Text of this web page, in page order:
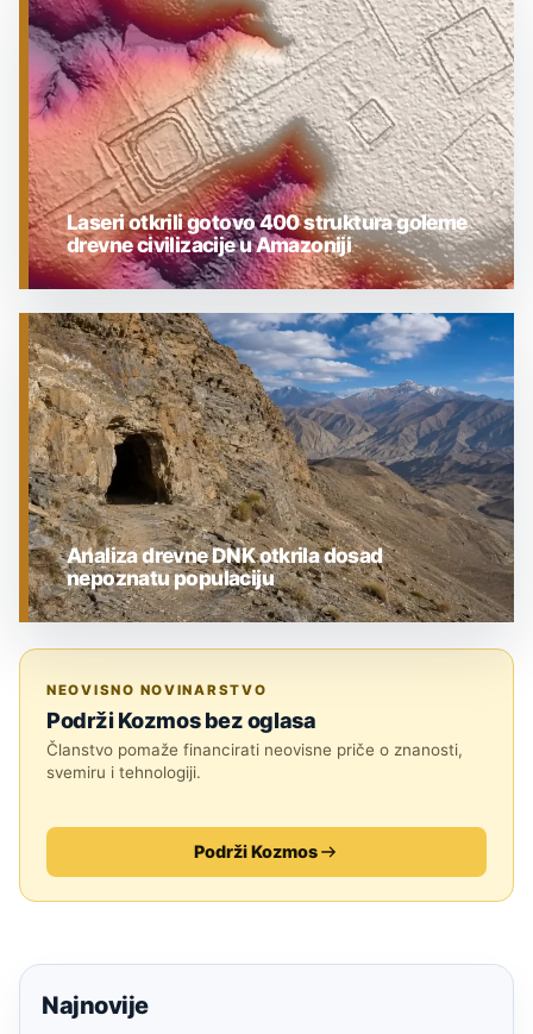
ARHEOLOGIJA
ARHEOLOGIJA
Laseri otkrili gotovo 400 struktura goleme
drevne civilizacije u Amazoniji
Analiza drevne DNK otkrila dosad
nepoznatu populaciju
NEOVISNO NOVINARSTVO
Podrži Kozmos bez oglasa
Članstvo pomaže financirati neovisne priče o znanosti,
svemiru i tehnologiji.
Podrži Kozmos
Najnovije